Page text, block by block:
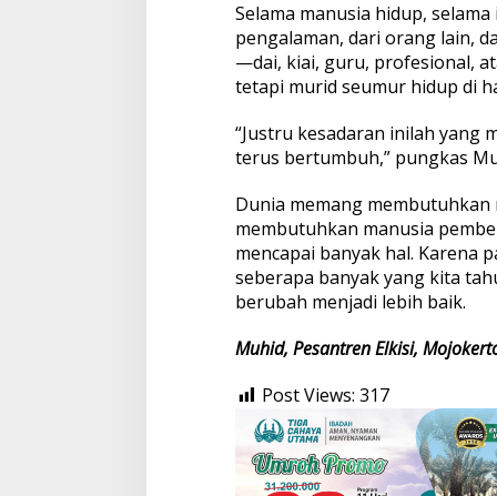
Selama manusia hidup,
pengalaman, dari orang lain,
—dai, kiai, guru, profesional,
tetapi murid seumur hidup di
“Justru kesadaran inilah yang
terus bertumbuh,” pungkas
Dunia memang
membutuhkan manusia
mencapai banyak hal. Karena
seberapa banyak yang kita
berubah menjadi lebih baik.
Muhid, Pesantren Elkisi,
Post Views: 317